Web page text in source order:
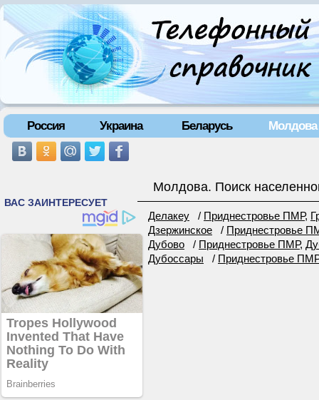
Россия Украина Беларусь Молдова
Молдова. Поиск
Делакеу / Приднестровье ПМР,
Дзержинское / Приднестровье
Дубово / Приднестровье ПМР,
Дубоссары / Приднестровье ПМР